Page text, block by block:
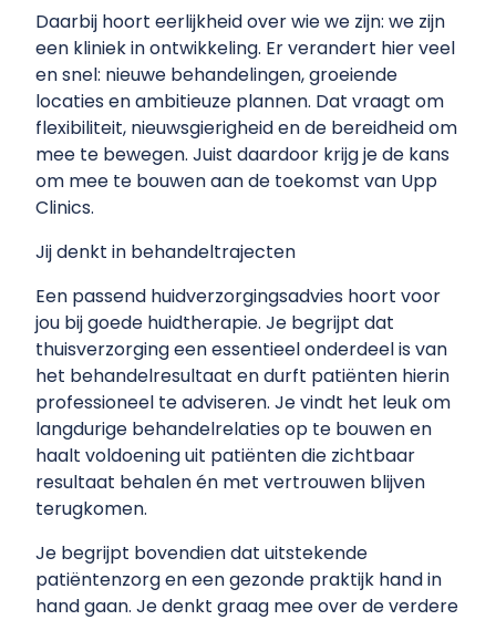
Daarbij hoort eerlijkheid over wie we zijn: we zijn
een kliniek in ontwikkeling. Er verandert hier veel
en snel: nieuwe behandelingen, groeiende
locaties en ambitieuze plannen. Dat vraagt om
flexibiliteit, nieuwsgierigheid en de bereidheid om
mee te bewegen. Juist daardoor krijg je de kans
om mee te bouwen aan de toekomst van Upp
Clinics.
Jij denkt in behandeltrajecten
Een passend huidverzorgingsadvies hoort voor
jou bij goede huidtherapie. Je begrijpt dat
thuisverzorging een essentieel onderdeel is van
het behandelresultaat en durft patiënten hierin
professioneel te adviseren. Je vindt het leuk om
langdurige behandelrelaties op te bouwen en
haalt voldoening uit patiënten die zichtbaar
resultaat behalen én met vertrouwen blijven
terugkomen.
Je begrijpt bovendien dat uitstekende
patiëntenzorg en een gezonde praktijk hand in
hand gaan. Je denkt graag mee over de verdere